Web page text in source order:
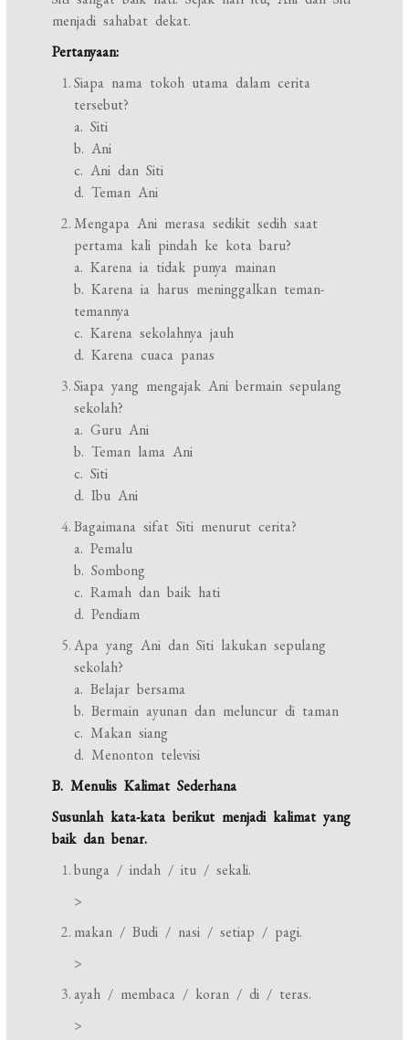
menjadi sahabat dekat.
Pertanyaan:
Siapa nama tokoh utama dalam cerita
tersebut?
a. Siti
b. Ani
c. Ani dan Siti
d. Teman Ani
Mengapa Ani merasa sedikit sedih saat
pertama kali pindah ke kota baru?
a. Karena ia tidak punya mainan
b. Karena ia harus meninggalkan teman-
temannya
c. Karena sekolahnya jauh
d. Karena cuaca panas
Siapa yang mengajak Ani bermain sepulang
sekolah?
a. Guru Ani
b. Teman lama Ani
c. Siti
d. Ibu Ani
Bagaimana sifat Siti menurut cerita?
a. Pemalu
b. Sombong
c. Ramah dan baik hati
d. Pendiam
Apa yang Ani dan Siti lakukan sepulang
sekolah?
a. Belajar bersama
b. Bermain ayunan dan meluncur di taman
c. Makan siang
d. Menonton televisi
B. Menulis Kalimat Sederhana
Susunlah kata-kata berikut menjadi kalimat yang
baik dan benar.
bunga / indah / itu / sekali.
>
makan / Budi / nasi / setiap / pagi.
>
ayah / membaca / koran / di / teras.
>